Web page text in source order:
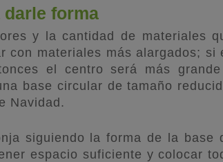
darle forma
y la cantidad de materiales
con materiales más alargados; si
el centro será más
base circular de tamaño
Navidad.
siguiendo la forma de la base
espacio suficiente y colocar